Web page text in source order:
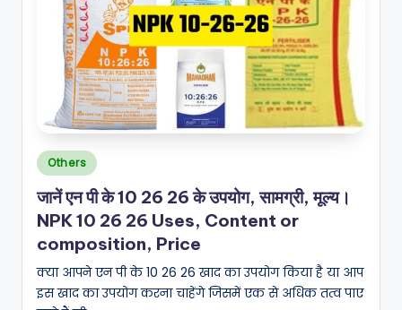
Posted
in
Others
जानें एन पी के 10 26 26 के उपयोग, सामग्री, मूल्य।
NPK 10 26 26 Uses, Content or
composition, Price
क्या आपने एन पी के 10 26 26 खाद का उपयोग किया है या आप
इस खाद का उपयोग करना चाहेंगे जिसमें एक से अधिक तत्व पाए